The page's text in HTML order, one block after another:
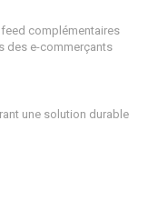
complémentaires
des e-commerçants
une solution durable